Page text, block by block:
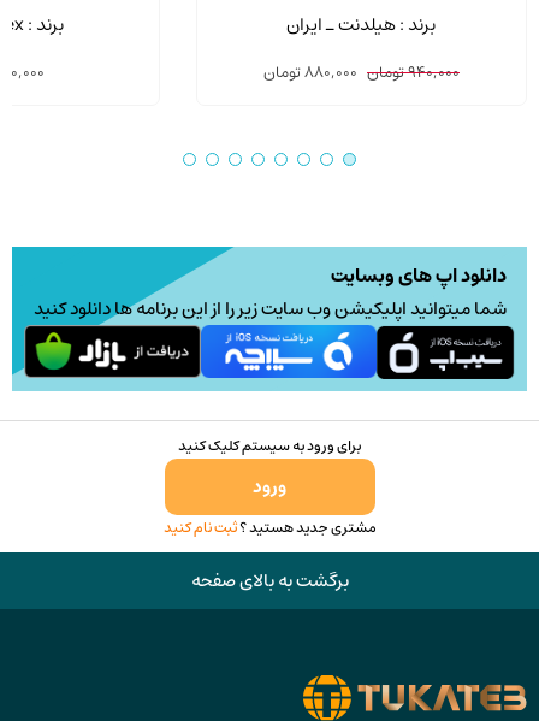
برند : هیلدنت ـ ایران
940,000تومان قیمت
بود.
880,000تومانقیمت
برند : Uzrex - چین
دانلود اپ های وبسایت
شما میتوانید اپلیکیشن وب سایت زیر را از این برنامه ها دانلود کنید
برای ورود به سیستم کلیک کنید
ورود
مشتری جدید هستید ؟ثبت نام کنید
برگشت به بالای صفحه